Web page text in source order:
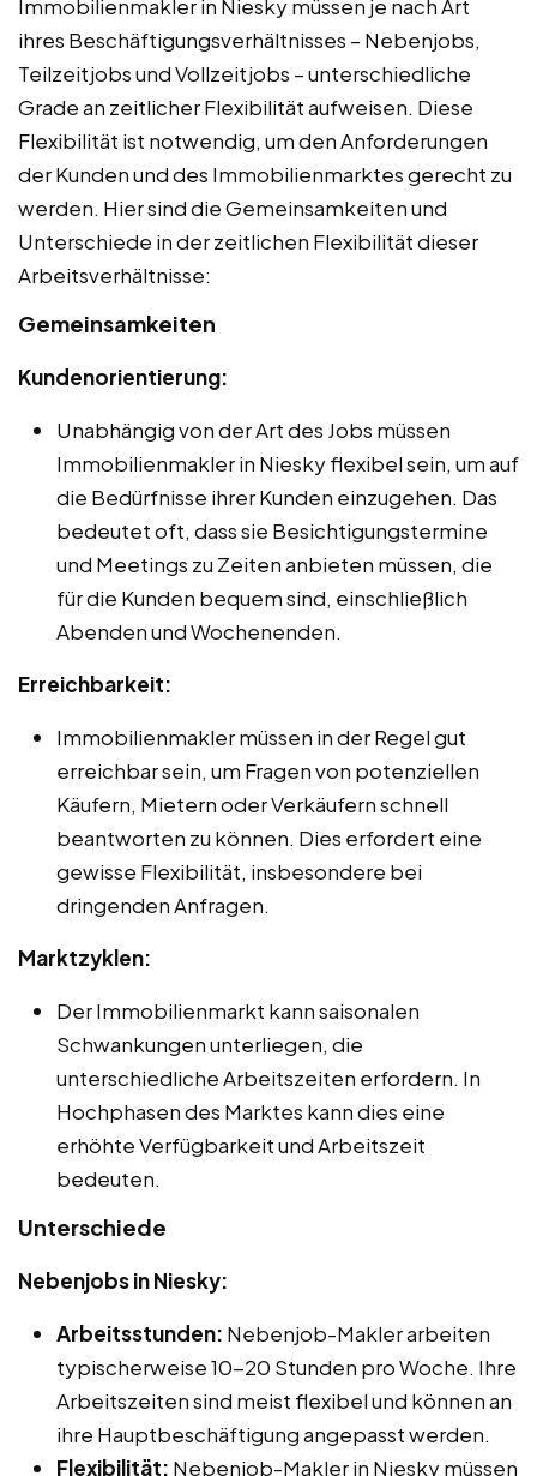
Immobilienmakler in Niesky müssen je nach Art
ihres Beschäftigungsverhältnisses – Nebenjobs,
Teilzeitjobs und Vollzeitjobs – unterschiedliche
Grade an zeitlicher Flexibilität aufweisen. Diese
Flexibilität ist notwendig, um den Anforderungen
der Kunden und des Immobilienmarktes gerecht zu
werden. Hier sind die Gemeinsamkeiten und
Unterschiede in der zeitlichen Flexibilität dieser
Arbeitsverhältnisse:
Gemeinsamkeiten
Kundenorientierung:
Unabhängig von der Art des Jobs müssen
Immobilienmakler in Niesky flexibel sein, um auf
die Bedürfnisse ihrer Kunden einzugehen. Das
bedeutet oft, dass sie Besichtigungstermine
und Meetings zu Zeiten anbieten müssen, die
für die Kunden bequem sind, einschließlich
Abenden und Wochenenden.
Erreichbarkeit:
Immobilienmakler müssen in der Regel gut
erreichbar sein, um Fragen von potenziellen
Käufern, Mietern oder Verkäufern schnell
beantworten zu können. Dies erfordert eine
gewisse Flexibilität, insbesondere bei
dringenden Anfragen.
Marktzyklen:
Der Immobilienmarkt kann saisonalen
Schwankungen unterliegen, die
unterschiedliche Arbeitszeiten erfordern. In
Hochphasen des Marktes kann dies eine
erhöhte Verfügbarkeit und Arbeitszeit
bedeuten.
Unterschiede
Nebenjobs in Niesky:
Arbeitsstunden: Nebenjob-Makler arbeiten
typischerweise 10-20 Stunden pro Woche. Ihre
Arbeitszeiten sind meist flexibel und können an
ihre Hauptbeschäftigung angepasst werden.
Flexibilität: Nebenjob-Makler in Niesky müssen